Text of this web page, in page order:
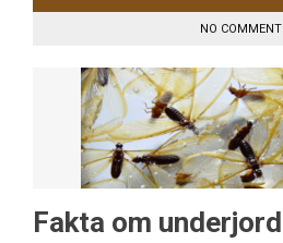
NO
Fakta om